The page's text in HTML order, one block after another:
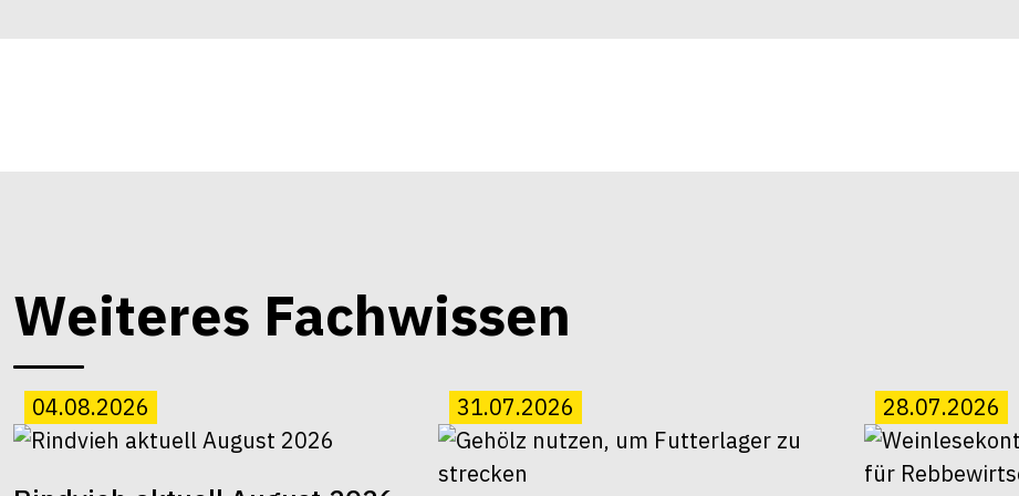
Weiteres Fachwissen
04.08.2026 31.07.2026 28.07.2026